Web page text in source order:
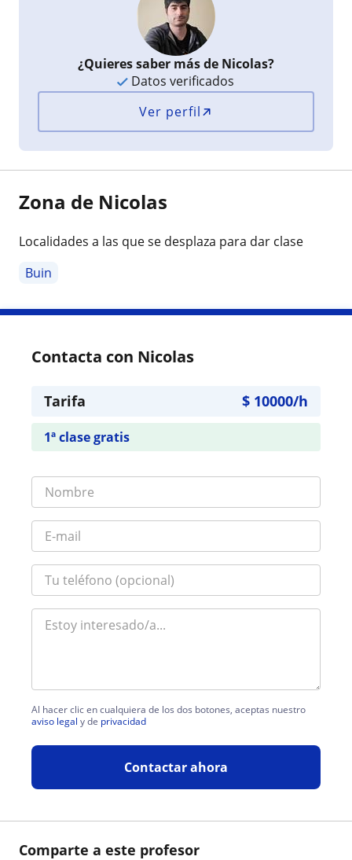
Comparte a este profesor
¿Quieres saber más de Nicolas?
Datos verificados
Ver perfil
Zona de Nicolas
Localidades a las que se desplaza para dar clase
Buin
Contacta con Nicolas
Tarifa $ 10000/h
1ª clase gratis
Al hacer clic en cualquiera de los dos botones, aceptas nuestro
aviso legal y de privacidad
Contactar ahora